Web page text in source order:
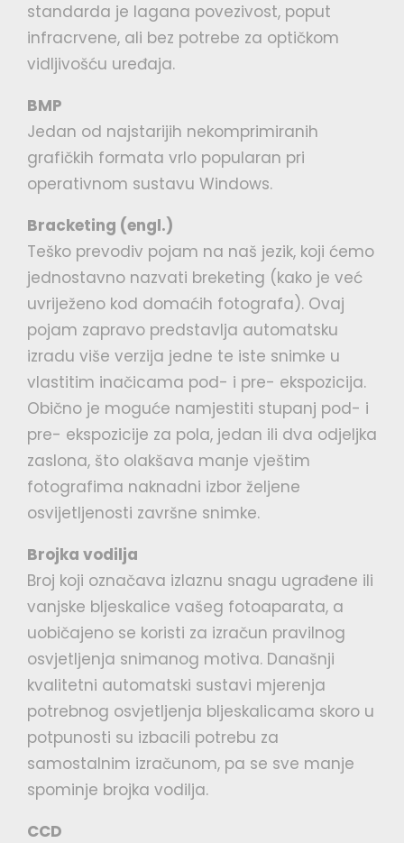
standarda je lagana povezivost, poput
infracrvene, ali bez potrebe za optičkom
vidljivošću uređaja.
BMP
Jedan od najstarijih nekomprimiranih
grafičkih formata vrlo popularan pri
operativnom sustavu Windows.
Bracketing (engl.)
Teško prevodiv pojam na naš jezik, koji ćemo
jednostavno nazvati breketing (kako je već
uvriježeno kod domaćih fotografa). Ovaj
pojam zapravo predstavlja automatsku
izradu više verzija jedne te iste snimke u
vlastitim inačicama pod- i pre- ekspozicija.
Obično je moguće namjestiti stupanj pod- i
pre- ekspozicije za pola, jedan ili dva odjeljka
zaslona, što olakšava manje vještim
fotografima naknadni izbor željene
osvijetljenosti završne snimke.
Brojka vodilja
Broj koji označava izlaznu snagu ugrađene ili
vanjske bljeskalice vašeg fotoaparata, a
uobičajeno se koristi za izračun pravilnog
osvjetljenja snimanog motiva. Današnji
kvalitetni automatski sustavi mjerenja
potrebnog osvjetljenja bljeskalicama skoro u
potpunosti su izbacili potrebu za
samostalnim izračunom, pa se sve manje
spominje brojka vodilja.
CCD